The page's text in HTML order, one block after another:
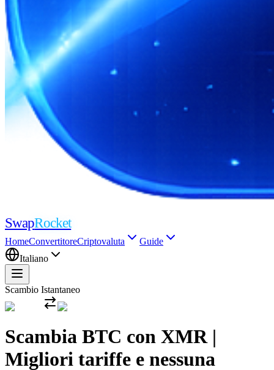
SwapRocket
HomeConvertitoreCriptovaluta
Guide
Italiano
Scambio Istantaneo
Scambia BTC con XMR |
Migliori tariffe e nessuna